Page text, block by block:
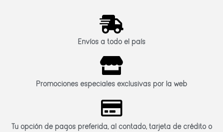
Envíos a todo el país
Promociones especiales exclusivas por la web
Tu opción de pagos preferida, al contado, tarjeta de crédito o